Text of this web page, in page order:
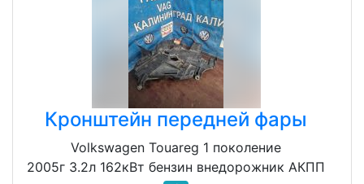
Кронштейн передней фары
Volkswagen Touareg 1 поколение
2005г 3.2л 162кВт бензин внедорожник АКПП